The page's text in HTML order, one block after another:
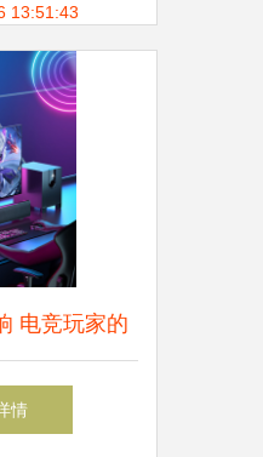
13:51:43
电竞玩家的
器
情